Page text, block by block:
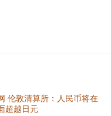
伦敦清算所：人民币将在
超越日元